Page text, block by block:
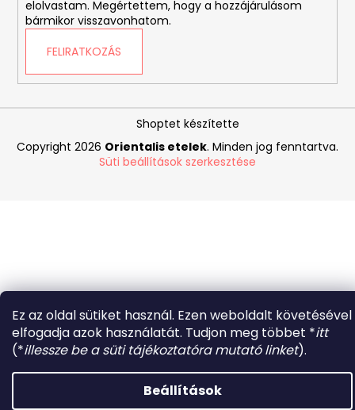
Ez az oldal sütiket használ. Ezen weboldalt követésével
elfogadja azok használatát. Tudjon meg többet *itt
(*illessze be a süti tájékoztatóra mutató linket).
Beállítások
elolvastam. Megértettem, hogy a hozzájárulásom
bármikor visszavonhatom.
FELIRATKOZÁS
Shoptet készítette
Copyright 2026 Orientalis etelek. Minden jog fenntartva.
Süti beállítások szerkesztése